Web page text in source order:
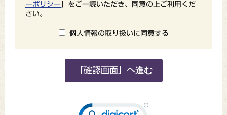
ーポリシー 」をご一読いただき、同意の上ご利用くだ
さい。
個人情報の取り扱いに同意する